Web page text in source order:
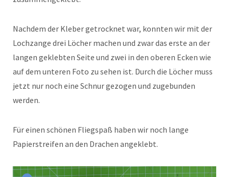
Nachdem der Kleber getrocknet war, konnten wir mit der
Lochzange drei Löcher machen und zwar das erste an der
langen geklebten Seite und zwei in den oberen Ecken wie
auf dem unteren Foto zu sehen ist. Durch die Löcher muss
jetzt nur noch eine Schnur gezogen und zugebunden
werden.
Für einen schönen Fliegspaß haben wir noch lange
Papierstreifen an den Drachen angeklebt.